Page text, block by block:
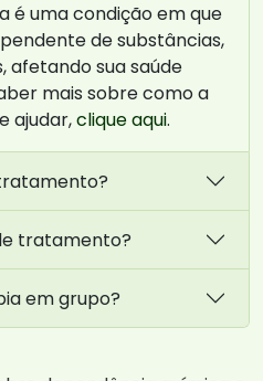
é uma condição em que
de substâncias,
afetando sua saúde
mais sobre como a
ajudar,clique aqui.
tratamento?
em grupo?